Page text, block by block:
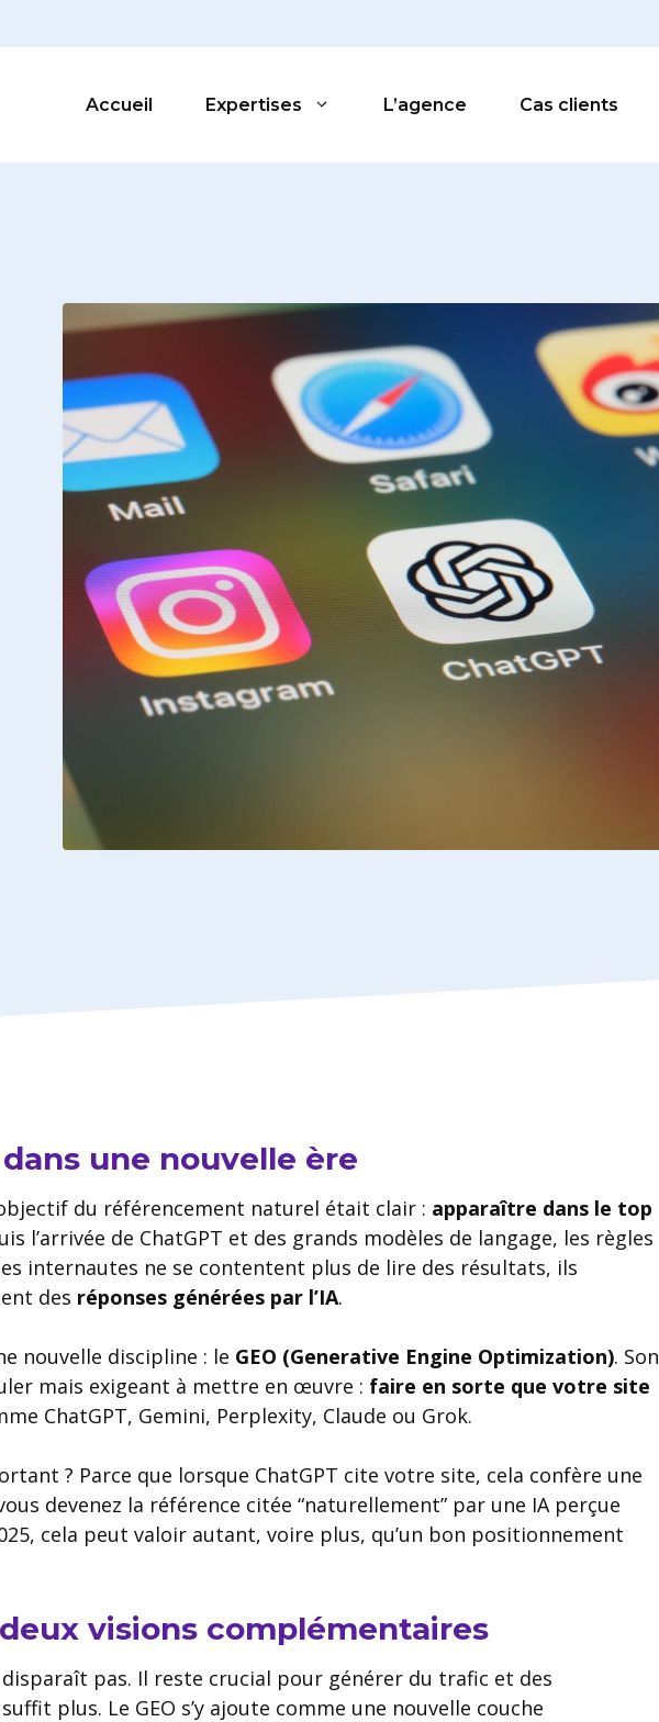
Accueil Expertises L’agence Cas clients
une nouvelle ère
du référencement naturel était clair : apparaître dans le top
l’arrivée de ChatGPT et des grands modèles de langage, les règles
internautes ne se contentent plus de lire des résultats, ils
des réponses générées par l’IA.
nouvelle discipline : le GEO (Generative Engine Optimization). Son
mais exigeant à mettre en œuvre : faire en sorte que votre site
ChatGPT, Gemini, Perplexity, Claude ou Grok.
? Parce que lorsque ChatGPT cite votre site, cela confère une
devenez la référence citée “naturellement” par une IA perçue
cela peut valoir autant, voire plus, qu’un bon positionnement
deux visions complémentaires
pas. Il reste crucial pour générer du trafic et des
plus. Le GEO s’y ajoute comme une nouvelle couche